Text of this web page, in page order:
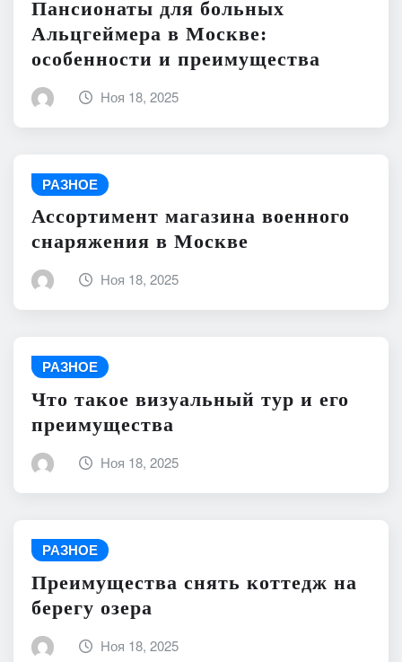
Пансионаты для больных
Альцгеймера в Москве:
особенности и преимущества
Ноя 18, 2025
РАЗНОЕ
Ассортимент магазина военного
снаряжения в Москве
Ноя 18, 2025
РАЗНОЕ
Что такое визуальный тур и его
преимущества
Ноя 18, 2025
РАЗНОЕ
Преимущества снять коттедж на
берегу озера
Ноя 18, 2025